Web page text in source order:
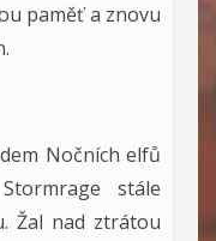
paměť a znovu
Nočních elfů
stále
Žal nad ztrátou